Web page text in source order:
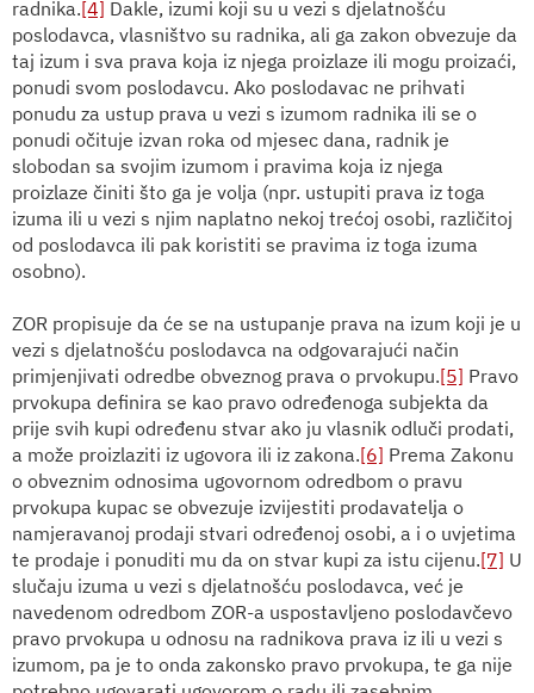
radnika.[4] Dakle, izumi koji su u vezi s djelatnošću
poslodavca, vlasništvo su radnika, ali ga zakon obvezuje da
taj izum i sva prava koja iz njega proizlaze ili mogu proizaći,
ponudi svom poslodavcu. Ako poslodavac ne prihvati
ponudu za ustup prava u vezi s izumom radnika ili se o
ponudi očituje izvan roka od mjesec dana, radnik je
slobodan sa svojim izumom i pravima koja iz njega
proizlaze činiti što ga je volja (npr. ustupiti prava iz toga
izuma ili u vezi s njim naplatno nekoj trećoj osobi, različitoj
od poslodavca ili pak koristiti se pravima iz toga izuma
osobno).
ZOR propisuje da će se na ustupanje prava na izum koji je u
vezi s djelatnošću poslodavca na odgovarajući način
primjenjivati odredbe obveznog prava o prvokupu.[5] Pravo
prvokupa definira se kao pravo određenoga subjekta da
prije svih kupi određenu stvar ako ju vlasnik odluči prodati,
a može proizlaziti iz ugovora ili iz zakona.[6] Prema Zakonu
o obveznim odnosima ugovornom odredbom o pravu
prvokupa kupac se obvezuje izvijestiti prodavatelja o
namjeravanoj prodaji stvari određenoj osobi, a i o uvjetima
te prodaje i ponuditi mu da on stvar kupi za istu cijenu.[7] U
slučaju izuma u vezi s djelatnošću poslodavca, već je
navedenom odredbom ZOR-a uspostavljeno poslodavčevo
pravo prvokupa u odnosu na radnikova prava iz ili u vezi s
izumom, pa je to onda zakonsko pravo prvokupa, te ga nije